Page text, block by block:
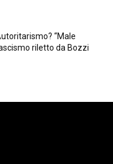
“Male
riletto da Bozzi